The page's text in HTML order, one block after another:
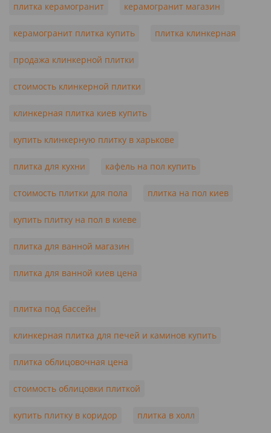
плитка керамогранит керамогранит магазин
керамогранит плитка купить плитка клинкерная
продажа клинкерной плитки
стоимость клинкерной плитки
клинкерная плитка киев купить
купить клинкерную плитку в харькове
плитка для кухни кафель на пол купить
стоимость плитки для пола плитка на пол киев
купить плитку на пол в киеве
плитка для ванной магазин
плитка для ванной киев цена
плитка под бассейн
клинкерная плитка для печей и каминов купить
плитка облицовочная цена
стоимость облицовки плиткой
купить плитку в коридор плитка в холл